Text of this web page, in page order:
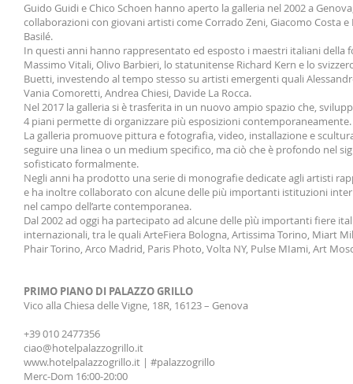
Guido Guidi e Chico Schoen hanno aperto la galleria nel 2002 a
collaborazioni con giovani artisti come Corrado Zeni, Giacomo Costa
Basilé.
In questi anni hanno rappresentato ed esposto i maestri italiani della
Massimo Vitali, Olivo Barbieri, lo statunitense Richard Kern e lo
Buetti, investendo al tempo stesso su artisti emergenti quali
Vania Comoretti, Andrea Chiesi, Davide La Rocca.
Nel 2017 la galleria si è trasferita in un nuovo ampio spazio che,
4 piani permette di organizzare più esposizioni contemporaneamente.
La galleria promuove pittura e fotografia, video, installazione e
seguire una linea o un medium specifico, ma ciò che è profondo nel
sofisticato formalmente.
Negli anni ha prodotto una serie di monografie dedicate agli artisti
e ha inoltre collaborato con alcune delle più importanti istituzioni
nel campo dell’arte contemporanea.
Dal 2002 ad oggi ha partecipato ad alcune delle pìù importanti fiere
internazionali, tra le quali ArteFiera Bologna, Artissima Torino, Miart
Phair Torino, Arco Madrid, Paris Photo, Volta NY, Pulse MIami, Art
PRIMO PIANO DI PALAZZO GRILLO
Vico alla Chiesa delle Vigne, 18R, 16123 – Genova
+39 010 2477356
ciao@hotelpalazzogrillo.it
www.hotelpalazzogrillo.it | #palazzogrillo
Merc-Dom 16:00-20:00